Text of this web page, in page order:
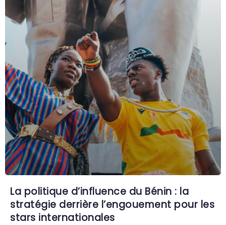
La politique d’influence du Bénin : la
stratégie derrière l’engouement pour les
stars internationales